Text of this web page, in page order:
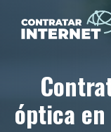
óptica en